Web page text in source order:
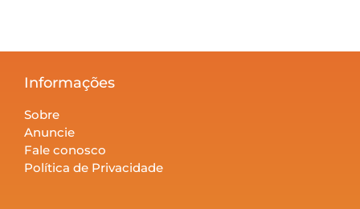
Informações
Sobre
Anuncie
Fale conosco
Política de Privacidade